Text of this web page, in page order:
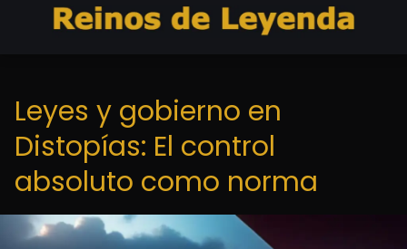
Leyes y gobierno en
Distopías: El control
absoluto como norma